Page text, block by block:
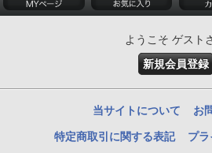
ようこそ ゲスト
新規会員登録
当サイトについて お
特定商取引に関する表記 プ